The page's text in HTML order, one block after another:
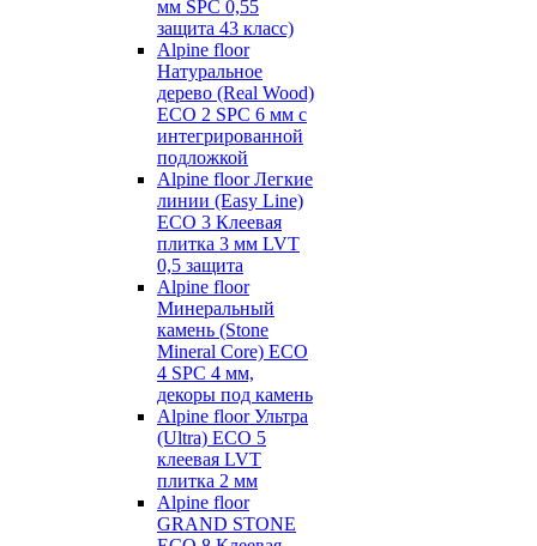
мм SPC 0,55
защита 43 класс)
Alpine floor
Натуральное
дерево (Real Wood)
ECO 2 SPC 6 мм с
интегрированной
подложкой
Alpine floor Легкие
линии (Easy Line)
ECO 3 Клеевая
плитка 3 мм LVT
0,5 защита
Alpine floor
Минеральный
камень (Stone
Mineral Core) ECO
4 SPC 4 мм,
декоры под камень
Alpine floor Ультра
(Ultra) ECO 5
клеевая LVT
плитка 2 мм
Alpine floor
GRAND STONE